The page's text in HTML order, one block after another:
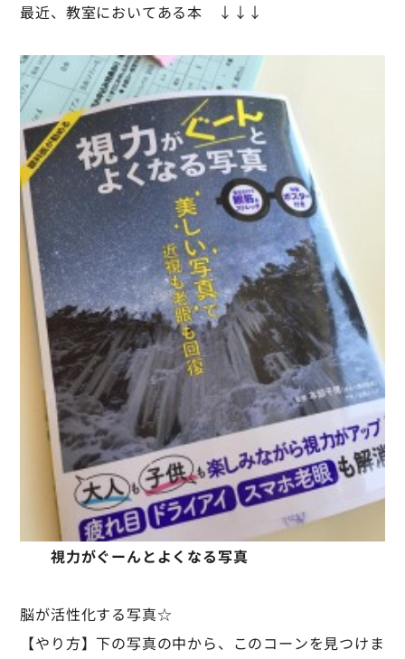
最近、教室においてある本 ↓↓↓
視力がぐーんとよくなる写真
脳が活性化する写真☆
【やり方】下の写真の中から、このコーンを見つけま